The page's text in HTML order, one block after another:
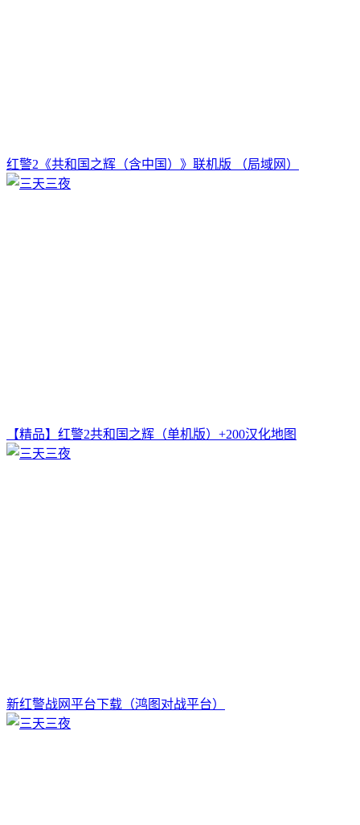
红警2《共和国之辉（含中国）》联机版 （局域网）
【精品】红警2共和国之辉（单机版）+200汉化地图
新红警战网平台下载（鸿图对战平台）